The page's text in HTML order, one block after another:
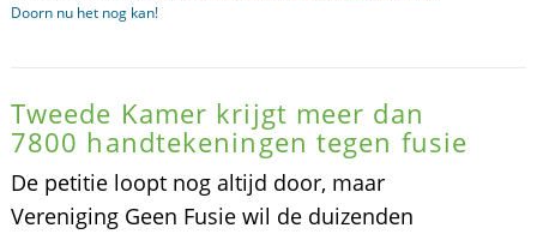
Doorn nu het nog kan!
Tweede Kamer krijgt meer dan
7800 handtekeningen tegen fusie
De petitie loopt nog altijd door, maar
Vereniging Geen Fusie wil de duizenden